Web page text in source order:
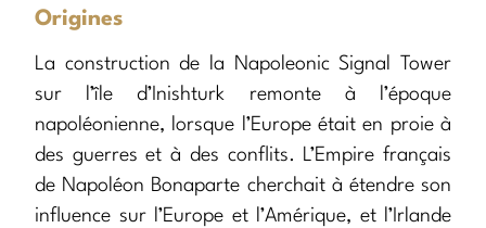
Origines
La construction de la Napoleonic Signal Tower
sur l’île d’Inishturk remonte à l’époque
napoléonienne, lorsque l’Europe était en proie à
des guerres et à des conflits. L’Empire français
de Napoléon Bonaparte cherchait à étendre son
influence sur l’Europe et l’Amérique, et l’Irlande